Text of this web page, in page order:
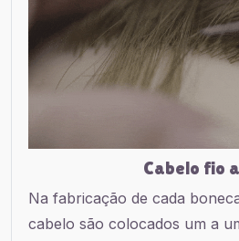
Cabelo fio
Na fabricação de cada
cabelo são colocados um a